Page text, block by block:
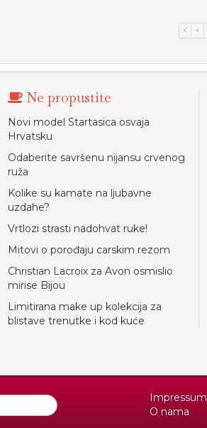
«
Ne propustite
Novi model Startasica osvaja
Hrvatsku
Odaberite savršenu nijansu crvenog
ruža
Kolike su kamate na ljubavne
uzdahe?
Vrtlozi strasti nadohvat ruke!
Mitovi o porođaju carskim rezom
Christian Lacroix za Avon osmislio
mirise Bijou
Limitirana make up kolekcija za
blistave trenutke i kod kuće
Impressum
O nama